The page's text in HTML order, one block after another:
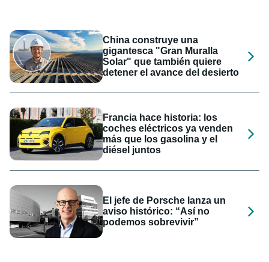
China construye una
gigantesca "Gran Muralla
Solar" que también quiere
detener el avance del desierto
Francia hace historia: los
coches eléctricos ya venden
más que los gasolina y el
diésel juntos
El jefe de Porsche lanza un
aviso histórico: “Así no
podemos sobrevivir”